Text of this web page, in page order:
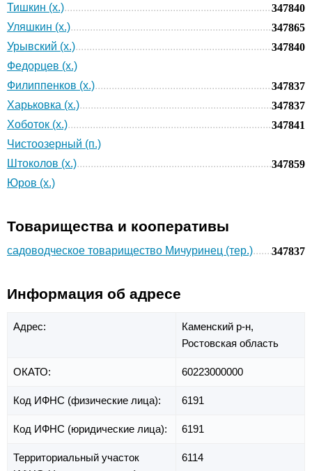
Тишкин (х.)
347840
Уляшкин (х.)
347865
Урывский (х.)
347840
Федорцев (х.)
Филиппенков (х.)
347837
Харьковка (х.)
347837
Хоботок (х.)
347841
Чистоозерный (п.)
Штоколов (х.)
347859
Юров (х.)
Товарищества и кооперативы
садоводческое товарищество Мичуринец (тер.) 347837
Информация об адресе
Адрес:
Каменский р-н,
Ростовская область
ОКАТО: 60223000000
Код ИФНС (физические лица): 6191
Код ИФНС (юридические лица): 6191
Территориальный участок
6114